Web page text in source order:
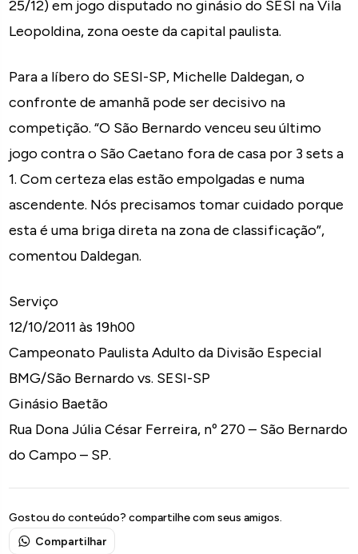
25/12) em jogo disputado no ginásio do SESI na Vila
Leopoldina, zona oeste da capital paulista.
Para a líbero do SESI-SP, Michelle Daldegan, o
confronte de amanhã pode ser decisivo na
competição. “O São Bernardo venceu seu último
jogo contra o São Caetano fora de casa por 3 sets a
1. Com certeza elas estão empolgadas e numa
ascendente. Nós precisamos tomar cuidado porque
esta é uma briga direta na zona de classificação”,
comentou Daldegan.
Serviço
12/10/2011 às 19h00
Campeonato Paulista Adulto da Divisão Especial
BMG/São Bernardo vs. SESI-SP
Ginásio Baetão
Rua Dona Júlia César Ferreira, nº 270 – São Bernardo
do Campo – SP.
Gostou do conteúdo? compartilhe com seus amigos.
Compartilhar